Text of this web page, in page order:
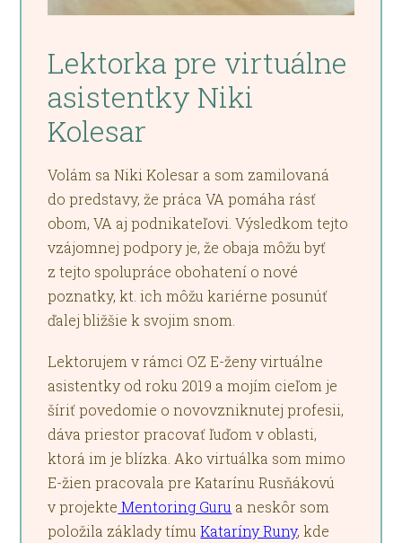
Lektorka pre virtuálne
asistentky Niki
Kolesar
Volám sa Niki Kolesar a som zamilovaná
do predstavy, že práca VA pomáha rásť
obom, VA aj podnikateľovi. Výsledkom tejto
vzájomnej podpory je, že obaja môžu byť
z tejto spolupráce obohatení o nové
poznatky, kt. ich môžu kariérne posunúť
ďalej bližšie k svojim snom.
Lektorujem v rámci OZ E-ženy virtuálne
asistentky od roku 2019 a mojím cieľom je
šíriť povedomie o novovzniknutej profesii,
dáva priestor pracovať ľuďom v oblasti,
ktorá im je blízka. Ako virtuálka som mimo
E-žien pracovala pre Katarínu Rusňákovú
v projekte Mentoring Guru a neskôr som
položila základy tímuKataríny Runy, kde